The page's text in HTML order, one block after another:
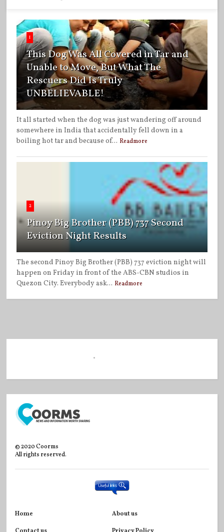
1
This Dog Was All Covered in Tar and
Unable to Move, But What The
Rescuers Did Is Truly
UNBELIEVABLE!
It all started when the dog was just wandering off around
somewhere in India that accidentally fell down in a
boiling hot tar and because of... Readmore
2
Pinoy Big Brother (PBB) 737 Second
Eviction Night Results
The second Pinoy Big Brother (PBB) 737 eviction night will
happen on Friday in front of the ABS-CBN studios in
Quezon City. Everybody ask... Readmore
©2020Coorms
All rights reserved.
Home About us